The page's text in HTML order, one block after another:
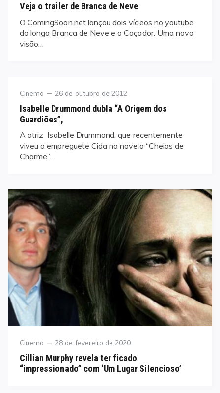
Veja o trailer de Branca de Neve
O ComingSoon.net lançou dois vídeos no youtube
do longa Branca de Neve e o Caçador. Uma nova
visão…
Category
Cinema
Posted
26 de outubro de 2012
Isabelle Drummond dubla “A Origem dos
Guardiões”,
A atriz Isabelle Drummond, que recentemente
viveu a empreguete Cida na novela “Cheias de
Charme”…
Category
Cinema
Posted
28 de fevereiro de 2020
Cillian Murphy revela ter ficado
“impressionado” com ‘Um Lugar Silencioso’